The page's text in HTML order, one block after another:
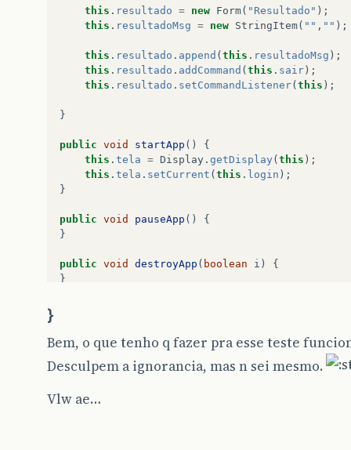
this . resultado = new Form( "Resultado" );
this . resultadoMsg = new StringItem( "" , "" );
this . resultado . append ( this . resultadoMsg );
this . resultado . addCommand ( this . sair );
this . resultado . setCommandListener( this );
}
public void startApp ()
{
this . tela = Display . getDisplay ( this );
this . tela . setCurrent ( this . login );
}
public void pauseApp ()
{
}
public void destroyApp ( boolean i )
{
}
this.destroyApp( true );
notifyDestroyed
}
if
}
Bem, o que tenho q fazer pra esse teste
Desculpem a ignorancia, mas n sei mesmo.
Vlw ae…